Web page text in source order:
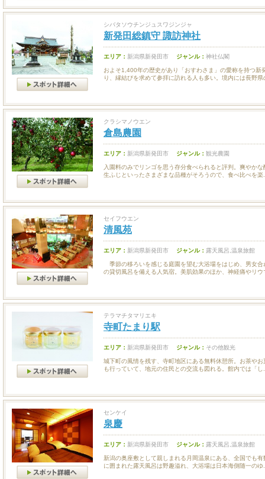
シバタソウチンジュスワジンジャ
新発田総鎮守 諏訪神社
エリア： 新潟県新発田市 ジャンル： 神社仏閣
およそ1,400年の歴史があり「おすわさま」の愛称を持つ新
り、縁結びを求めて参拝に訪れる人も多い。境内には長野県
クラシマノウエン
倉島農園
エリア： 新潟県新発田市 ジャンル： 観光農園
入園料のみでリンゴを思う存分食べられると評判。爽やか
生ふじといったさまざまな品種がそろうので、食べ比べを楽
セイフウエン
清風苑
エリア： 新潟県新発田市 ジャンル： 露天風呂,温泉旅館
季節の移ろいを感じる庭園を望む大浴場をはじめ、男女
の貸切風呂を備える人気宿。美肌効果のほか、神経痛やリウ
テラマチタマリエキ
寺町たまり駅
エリア： 新潟県新発田市 ジャンル： その他観光
城下町の風情を残す、寺町地区にある無料休憩所。お茶や
も行っていて、地元の住民との交流も図れる。館内では「し
センケイ
泉慶
エリア： 新潟県新発田市 ジャンル： 露天風呂,温泉旅館
新潟の奥座敷として親しまれる月岡温泉にある、全国でも
に囲まれた露天風呂は野趣溢れ、大浴場は日本海側随一のゆ